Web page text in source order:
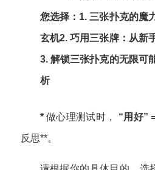
* 做心理测试时， “用好”
反思**。